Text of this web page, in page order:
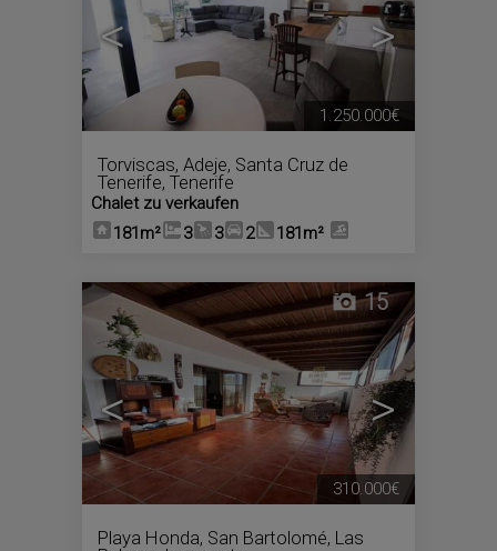
< >
Torviscas, Adeje, Santa Cruz de
Tenerife, Tenerife
Chalet zu verkaufen
181m²
3 3 2 181m²
1.250.000€
< >
15
Playa Honda, San Bartolomé, Las
310.000€